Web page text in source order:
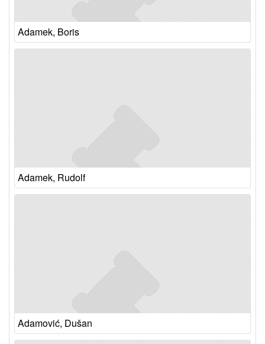
Adamek, Boris
Adamek, Rudolf
Adamović, Dušan